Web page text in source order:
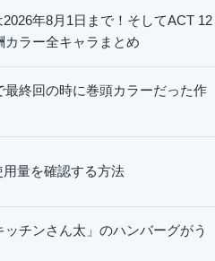
年8月1日まで！そしてACT 12
ラー全キャラまとめ
最終回の時に巻頭カラーだった作
量を確認する方法
チンさん太」のハンバーグがう